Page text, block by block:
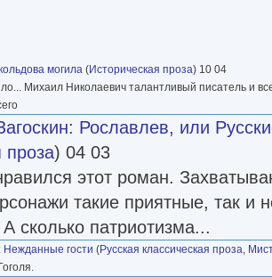
могила (Историческая проза) 10 04
Михаил Николаевич талантливый писатель и
: Рославлев, или
проза) 04 03
этот роман.
такие приятные, так и
А сколько патриотизма...
: Нежданные гости (Русская классическая проза,